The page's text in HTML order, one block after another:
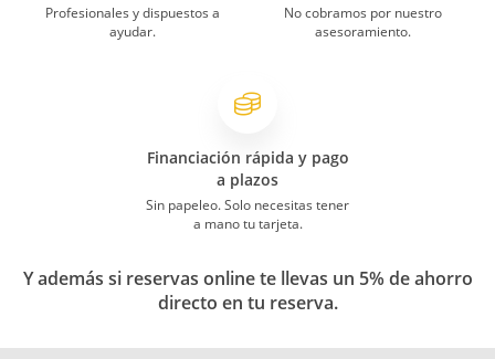
Profesionales y dispuestos a
ayudar.
No cobramos por nuestro
asesoramiento.
Financiación rápida y pago
a plazos
Sin papeleo. Solo necesitas tener
a mano tu tarjeta.
Y además si reservas online te llevas un 5% de ahorro
directo en tu reserva.